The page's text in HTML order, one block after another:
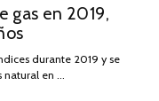
gas en 2019,
durante 2019 y se
natural en …